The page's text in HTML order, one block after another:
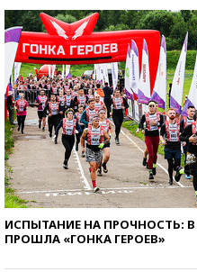
ИСПЫТАНИЕ НА ПРОЧНОСТЬ:
ПРОШЛА «ГОНКА ГЕРОЕВ»